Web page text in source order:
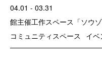
04.01 - 03.31
館主催工作スペース「ソウ
コミュニティスペース
イベ